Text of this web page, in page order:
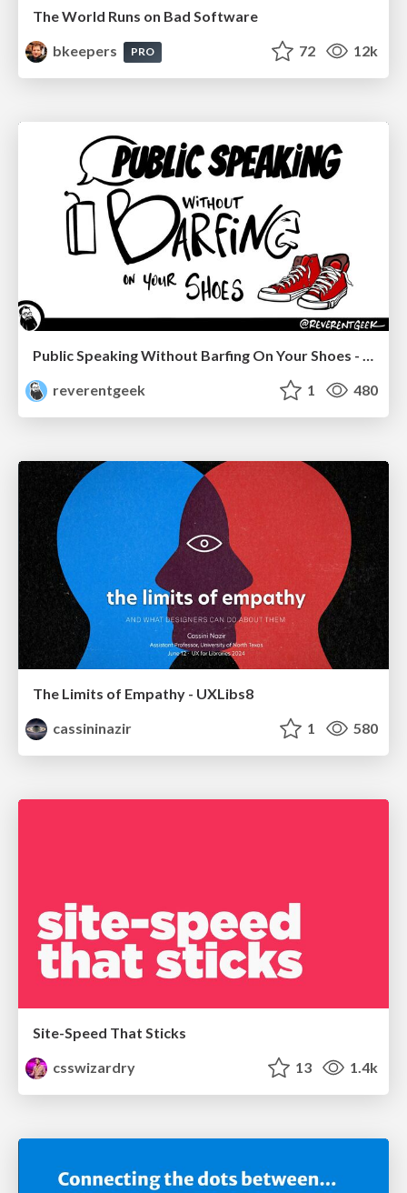
The World Runs on Bad Software
bkeepers
PRO 72 12k
Public Speaking Without Barfing On Your Shoes - THAT 2023
reverentgeek
1 480
The Limits of Empathy - UXLibs8
cassininazir
1 580
Site-Speed That Sticks
csswizardry
13 1.4k